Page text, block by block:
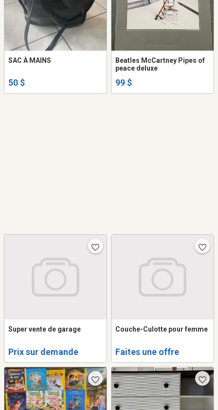
SAC À MAINS
50 $
Beatles McCartney Pipes of
peace deluxe
99 $
Super vente de garage
Prix sur demande
Couche-Culotte pour femme
Faites une offre